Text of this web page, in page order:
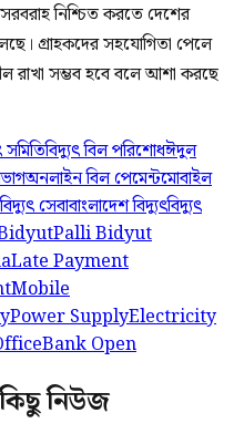
সরবরাহ নিশ্চিত করতে দেশের
গ্রাহকদের সহযোগিতা পেলে
রাখা সম্ভব হবে বলে আশা করছে
সমিতিবিদ্যুৎ বিল পরিশোধঈদুল
অনলাইন বিল পেমেন্টমোবাইল
বিদ্যুৎ সেবাবাংলাদেশ বিদ্যুৎবিদ্যুৎ
Palli Bidyut
Late Payment
Mobile
Power SupplyElectricity
Bank Open
নিউজ